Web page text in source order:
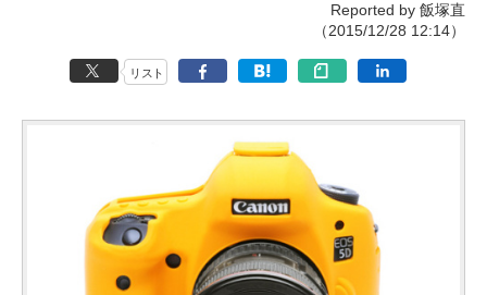
Reported by 飯塚直
（2015/12/28 12:14）
リスト